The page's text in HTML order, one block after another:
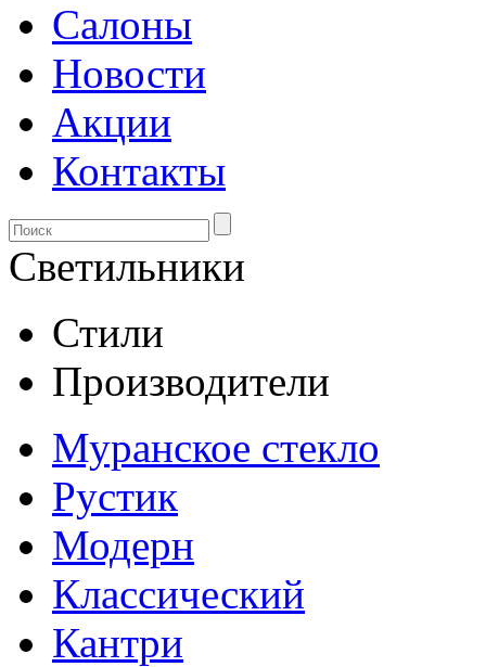
Салоны
Новости
Акции
Контакты
Светильники
Стили
Производители
Муранское стекло
Рустик
Модерн
Классический
Кантри